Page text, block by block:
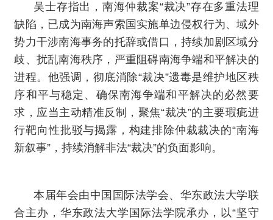
吴士存指出，南海仲裁案“裁决”存在多重法理
缺陷，已成为南海声索国实施单边侵权行为、域外
势力干涉南海事务的托辞或借口，持续加剧区域分
歧、扰乱南海秩序，严重阻碍南海争端和平解决的
进程。他强调，彻底消除“裁决”遗毒是维护地区秩
序和平与稳定、确保南海争端和平解决的必然要
求，应当主动精准反制，聚焦“裁决”的主要瑕疵进
行靶向性批驳与揭露，构建排除仲裁裁决的“南海
新叙事”，持续消解非法“裁决”的负面影响。
本届年会由中国国际法学会、华东政法大学联
合主办，华东政法大学国际法学院承办，以“坚守